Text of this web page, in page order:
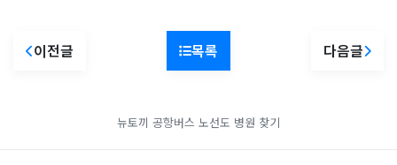
이전글 목록 다음글
뉴토끼 공항버스 노선도 병원 찾기